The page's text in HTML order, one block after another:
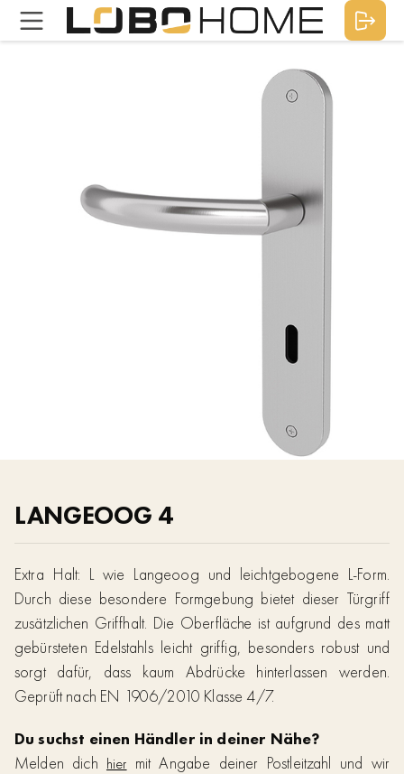
LANGEOOG 4
Extra Halt: L wie Langeoog und leichtgebogene L-Form.
Durch diese besondere Formgebung bietet dieser Türgriff
zusätzlichen Griffhalt. Die Oberfläche ist aufgrund des matt
gebürsteten Edelstahls leicht griffig, besonders robust und
sorgt dafür, dass kaum Abdrücke hinterlassen werden.
Geprüft nach EN 1906/2010 Klasse 4/7.
Du suchst einen Händler in deiner Nähe?
Melden dich hier mit Angabe deiner Postleitzahl und wir